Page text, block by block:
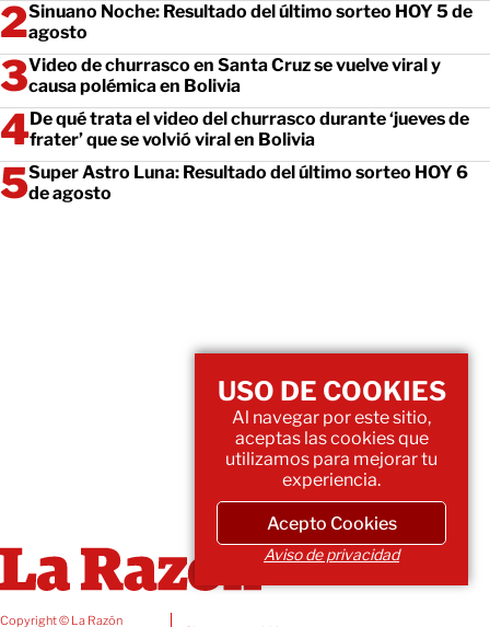
Sinuano Noche: Resultado del último sorteo HOY 5 de
agosto
Video de churrasco en Santa Cruz se vuelve viral y
causa polémica en Bolivia
De qué trata el video del churrasco durante ‘jueves de
frater’ que se volvió viral en Bolivia
Super Astro Luna: Resultado del último sorteo HOY 6
de agosto
Copyright © La Razón
USO DE COOKIES
Al navegar por este sitio,
aceptas las cookies que
utilizamos para mejorar tu
experiencia.
Acepto Cookies
Aviso de privacidad